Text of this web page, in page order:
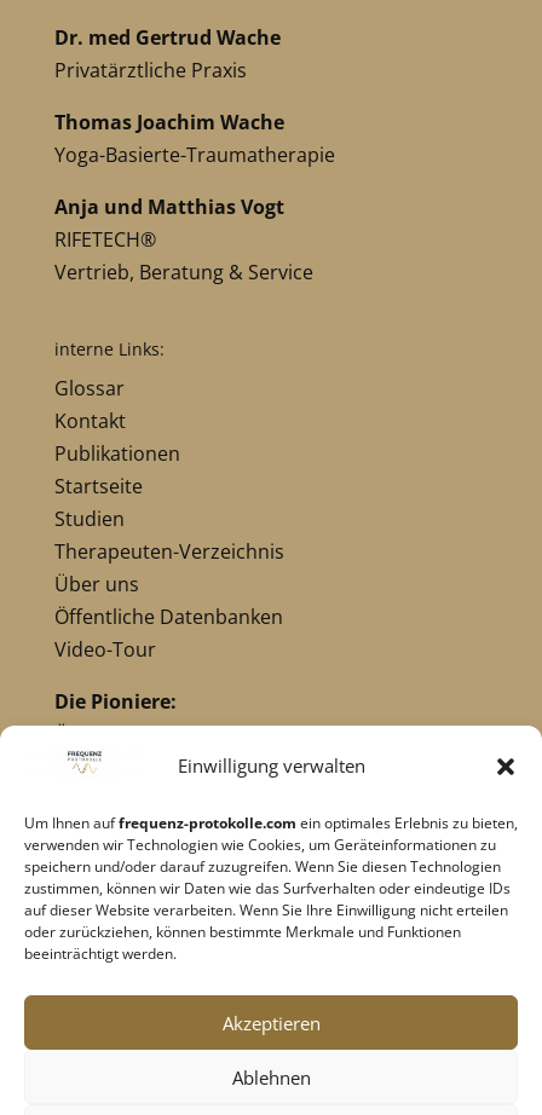
Einwilligung verwalten
Um Ihnen auffrequenz-protokolle.com ein optimales Erlebnis zu bieten,
verwenden wir Technologien wie Cookies, um Geräteinformationen zu
speichern und/oder darauf zuzugreifen. Wenn Sie diesen Technologien
zustimmen, können wir Daten wie das Surfverhalten oder eindeutige IDs
auf dieser Website verarbeiten. Wenn Sie Ihre Einwilligung nicht erteilen
oder zurückziehen, können bestimmte Merkmale und Funktionen
beeinträchtigt werden.
Akzeptieren
Ablehnen
Dr. med Gertrud Wache
Privatärztliche Praxis
Thomas Joachim Wache
Yoga-Basierte-Traumatherapie
Anja und Matthias Vogt
RIFETECH®
Vertrieb, Beratung & Service
interne Links:
Glossar
Kontakt
Publikationen
Startseite
Studien
Therapeuten-Verzeichnis
Über uns
Öffentliche Datenbanken
Video-Tour
Die Pioniere:
Übersicht Pioniere
Nikola Tesla
Dr. Hulda Clark
Robert C. Beck
Georges Lakhovsky
verwandte Pioniere
Datenschutz
Cookie-Richtlinie|AGB's